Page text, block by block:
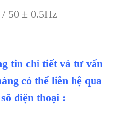
50 ± 0.5Hz
tin chi tiết và tư vấn
có thể liên hệ qua
điện thoại :